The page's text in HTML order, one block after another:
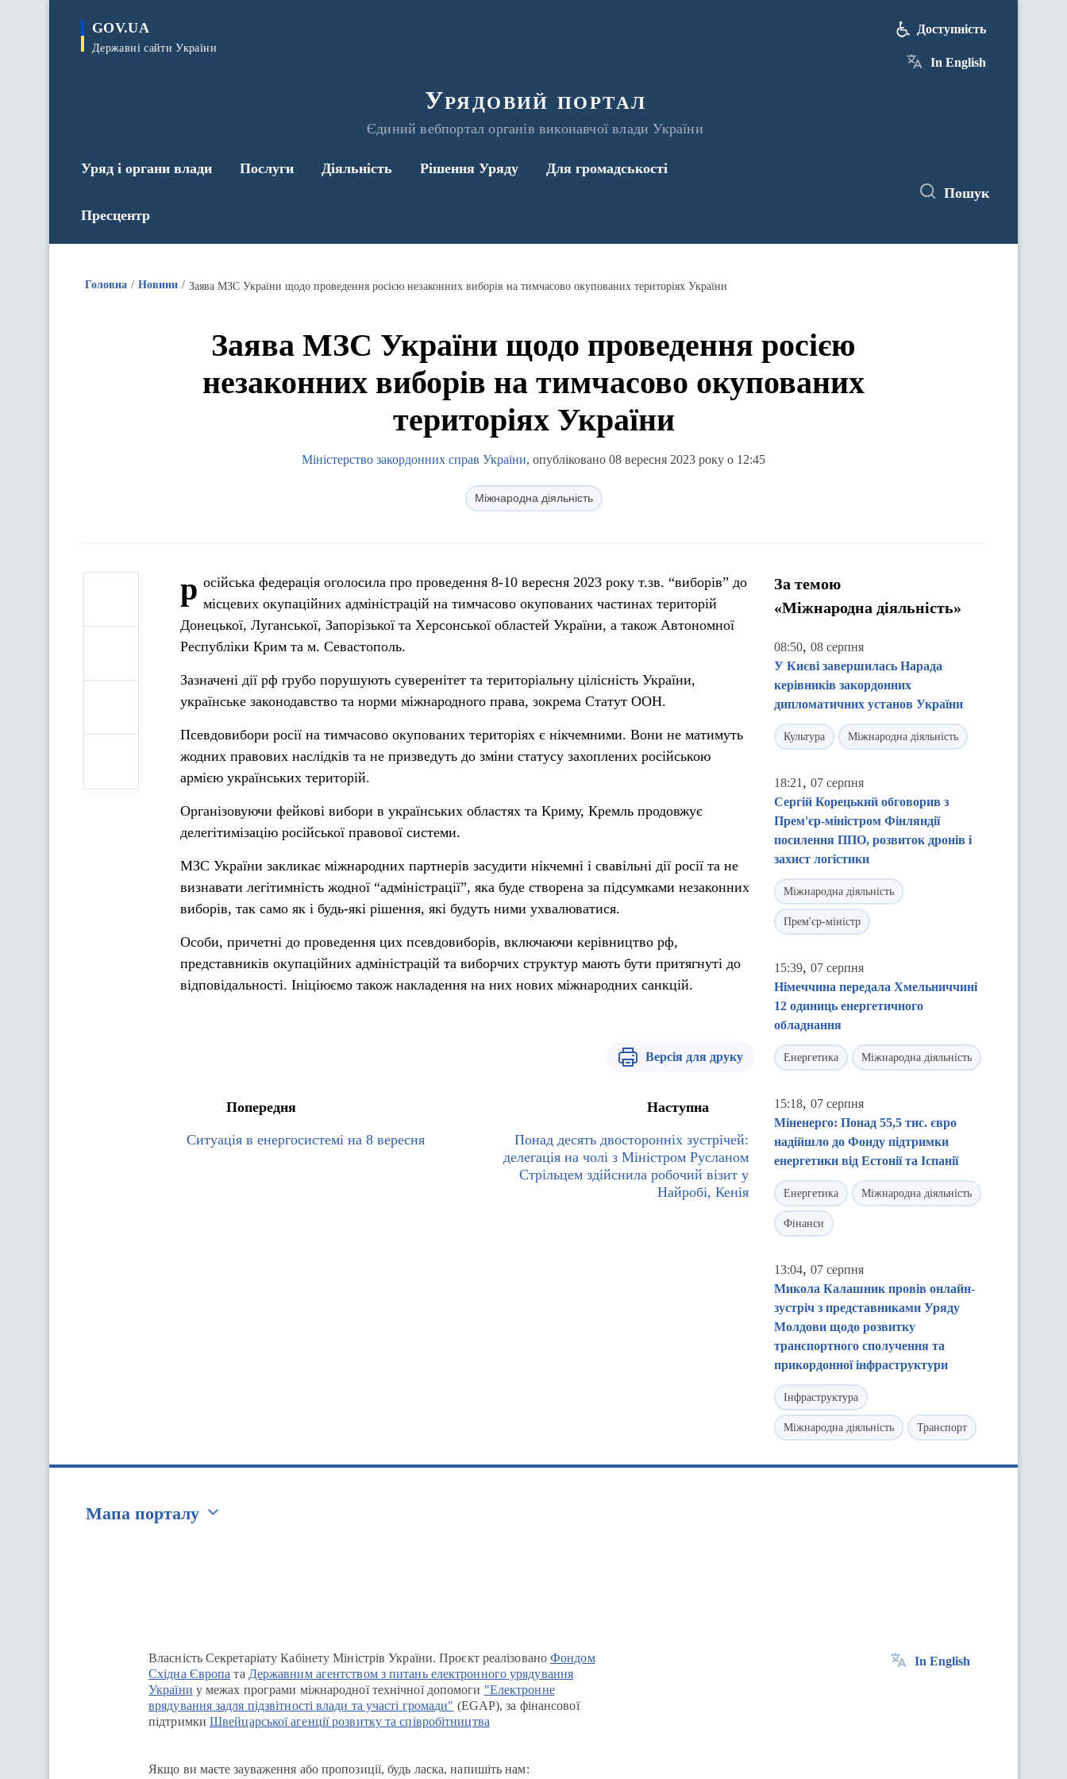
GOV.UA
Державні сайти України
Урядовий портал
Єдиний вебпортал органів виконавчої влади України
Доступність
In English
Уряд і органи влади Послуги Діяльність Рішення Уряду Для громадськості
Пресцентр
Пошук
Головна Новини Заява МЗС України щодо проведення росією незаконних виборів на тимчасово окупованих територіях України
Заява МЗС України щодо проведення росією
незаконних виборів на тимчасово окупованих
територіях України
Міністерство закордонних справ України, опубліковано 08 вересня 2023 року о 12:45
Міжнародна діяльність
р осійська федерація оголосила про проведення 8-10 вересня 2023 року т.зв. “виборів” до
місцевих окупаційних адміністрацій на тимчасово окупованих частинах територій
Донецької, Луганської, Запорізької та Херсонської областей України, а також Автономної
Республіки Крим та м. Севастополь.
Зазначені дії рф грубо порушують суверенітет та територіальну цілісність України,
українське законодавство та норми міжнародного права, зокрема Статут ООН.
Псевдовибори росії на тимчасово окупованих територіях є нікчемними. Вони не матимуть
жодних правових наслідків та не призведуть до зміни статусу захоплених російською
армією українських територій.
Організовуючи фейкові вибори в українських областях та Криму, Кремль продовжує
делегітимізацію російської правової системи.
МЗС України закликає міжнародних партнерів засудити нікчемні і свавільні дії росії та не
визнавати легітимність жодної “адміністрації”, яка буде створена за підсумками незаконних
виборів, так само як і будь-які рішення, які будуть ними ухвалюватися.
Особи, причетні до проведення цих псевдовиборів, включаючи керівництво рф,
представників окупаційних адміністрацій та виборчих структур мають бути притягнуті до
відповідальності. Ініціюємо також накладення на них нових міжнародних санкцій.
Версія для друку
Попередня
Ситуація в енергосистемі на 8 вересня
Наступна
Понад десять двосторонніх зустрічей:
делегація на чолі з Міністром Русланом
Стрільцем здійснила робочий візит у
Найробі, Кенія
За темою
«Міжнародна діяльність»
08:50, 08 серпня
У Києві завершилась Нарада
керівників закордонних
дипломатичних установ України
Культура Міжнародна діяльність
18:21 , 07 серпня
Сергій Корецький обговорив з
Прем'єр-міністром Фінляндії
посилення ППО, розвиток дронів і
захист логістики
Міжнародна діяльність
Прем'єр-міністр
15:39, 07 серпня
Німеччина передала Хмельниччині
12 одиниць енергетичного
обладнання
Енергетика Міжнародна діяльність
15:18, 07 серпня
Міненерго: Понад 55,5 тис. євро
надійшло до Фонду підтримки
енергетики від Естонії та Іспанії
Енергетика Міжнародна діяльність
Фінанси
13:04, 07 серпня
Микола Калашник провів онлайн-
зустріч з представниками Уряду
Молдови щодо розвитку
транспортного сполучення та
прикордонної інфраструктури
Інфраструктура
Міжнародна діяльність Транспорт
Мапа порталу
Власність Секретаріату Кабінету Міністрів України. Проєкт реалізованоФондом
Східна Європа та Державним агентством з питань електронного урядування
України у межах програми міжнародної технічної допомоги "Електронне
врядування задля підзвітності влади та участі громади" (EGAP), за фінансової
підтримки Швейцарської агенції розвитку та співробітництва
Якщо ви маєте зауваження або пропозиції, будь ласка, напишіть нам:
In English